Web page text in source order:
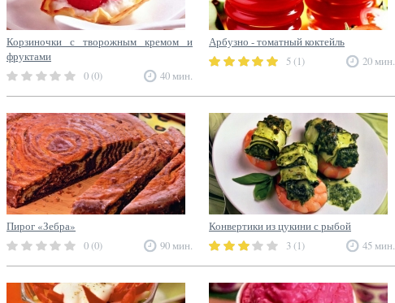
Корзиночки с творожным кремом и
фруктами
0 (0)
40 мин.
Арбузно - томатный коктейль
5 (1)
20 мин.
Пирог «Зебра»
0 (0)
90 мин.
Конвертики из цукини с рыбой
3 (1)
45 мин.